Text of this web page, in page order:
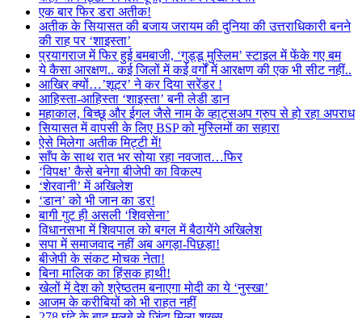
एक बार फिर डरा अतीक!
अतीक के सियासत की बजाय जरायम की दुनिया की उत्तराधिकारी बनने
की राह पर ‘शाइस्ता’
प्रयागराज में फिर हुई बमबाजी, ‘गुड्डू मुस्लिम’ स्टाइल में फेंके गए बम
ये कैसा आरक्षण.. कई जिलों में कई वर्गों में आरक्षण की एक भी सीट नहीं..
आखिर क्यों…’शूटर’ ने कर दिया सरेंडर !
आहिस्ता-आहिस्ता ‘शाइस्ता’ बनी लेडी डान
महाकाल, बिच्छू और ईगल जैसे नाम के व्हाट्सअप ग्रुप से हो रहा अपराध
सियासत में वापसी के लिए BSP को मुस्लिमों का सहारा
ऐसे मिलेगा अतीक मिट्टी में!
साँप के साथ रात भर सोया रहा नवजात…फिर
‘विपक्ष’ कैसे बनेगा बीजेपी का विकल्प
‘शेरवानी’ में अखिलेश
‘डान’ को भी जान का डर!
बागी गुट ही असली ‘शिवसेना’
विधानसभा में शिवपाल को बगल में बैठायेंगे अखिलेश
सपा में समाजवाद नहीं अब अगड़ा-पिछड़ा!
बीजेपी के संकट मोचक नेता!
बिना मालिक का हिंसक हाथी!
खेलों में देश को श्रेष्ठतम बनाएगा मोदी का ये ‘नुस्खा’
आजम के करीबियों को भी राहत नहीं